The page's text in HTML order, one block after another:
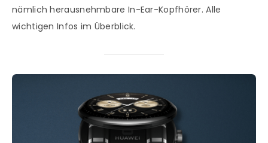
nämlich herausnehmbare In-Ear-Kopfhörer. Alle
wichtigen Infos im Überblick.